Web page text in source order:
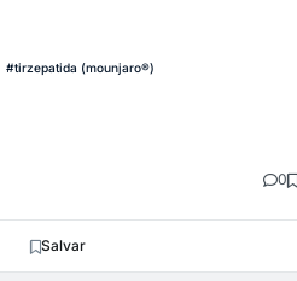
#tirzepatida (mounjaro®)
0
Salvar